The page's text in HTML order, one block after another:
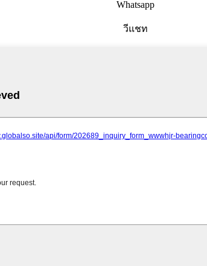
Whatsapp
วีแชท